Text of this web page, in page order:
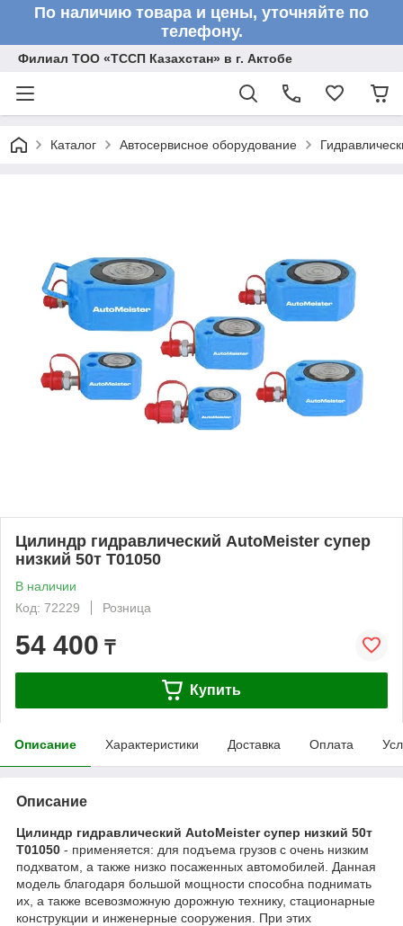
По наличию товара и цены, уточняйте по
телефону.
Филиал ТОО «ТССП Казахстан» в г. Актобе
Каталог Автосервисное оборудование
Цилиндр гидравлический AutoMeister супер
низкий 50т T01050
В наличии
Код: 72229
Розница
54 400 ₸
Купить
Описание Характеристики Доставка Оплата
Описание
Цилиндр гидравлический AutoMeister супер низкий 50т
T01050 - применяется: для подъема грузов с очень низким
подхватом, а также низко посаженных автомобилей. Данная
модель благодаря большой мощности способна поднимать
их, а также всевозможную дорожную технику, стационарные
конструкции и инженерные сооружения. При этих